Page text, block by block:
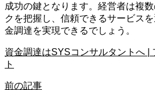
成功の鍵となります。経営者は複
クを把握し、信頼できるサービス
金調達を実現できるでしょう。
資金調達はSYSコンサルタントへ |
ト
前の記事